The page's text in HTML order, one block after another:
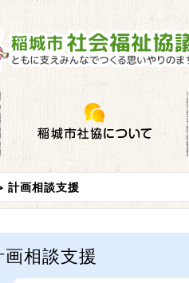
計画相談支援
画相談支援